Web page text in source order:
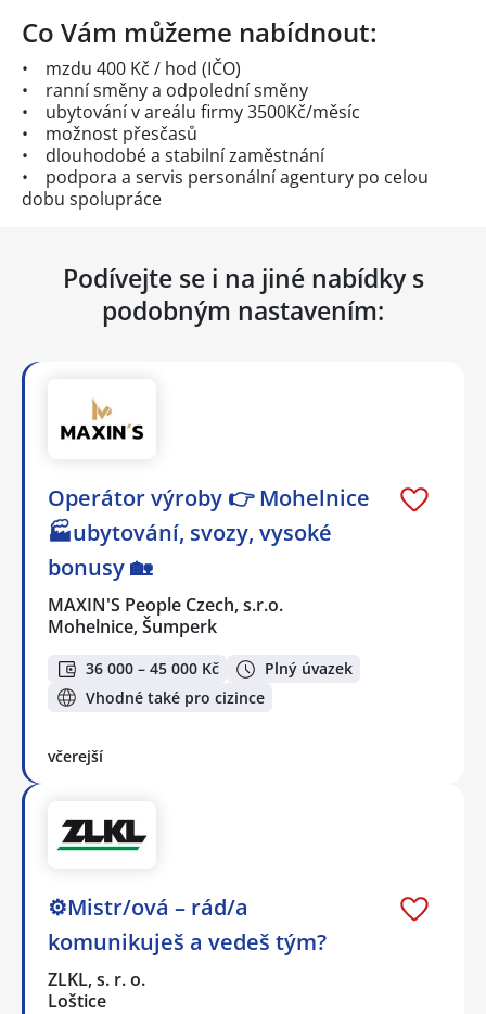
Co Vám můžeme nabídnout:
• mzdu 400 Kč / hod (IČO)
• ranní směny a odpolední směny
• ubytování v areálu firmy 3500Kč/měsíc
• možnost přesčasů
• dlouhodobé a stabilní zaměstnání
• podpora a servis personální agentury po celou
dobu spolupráce
Podívejte se i na jiné nabídky s
podobným nastavením:
Operátor výroby 👉 Mohelnice
🏭ubytování, svozy, vysoké
bonusy 🏡
MAXIN'S People Czech, s.r.o.
Mohelnice, Šumperk
36 000 – 45 000 Kč
Plný úvazek
Vhodné také pro cizince
včerejší
⚙️Mistr/ová – rád/a
komunikuješ a vedeš tým?
ZLKL, s. r. o.
Loštice